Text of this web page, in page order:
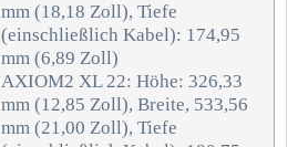
mm (18,18 Zoll), Tiefe
(einschließlich Kabel): 174,95
mm (6,89 Zoll)
AXIOM2 XL 22: Höhe: 326,33
mm (12,85 Zoll), Breite, 533,56
mm (21,00 Zoll), Tiefe